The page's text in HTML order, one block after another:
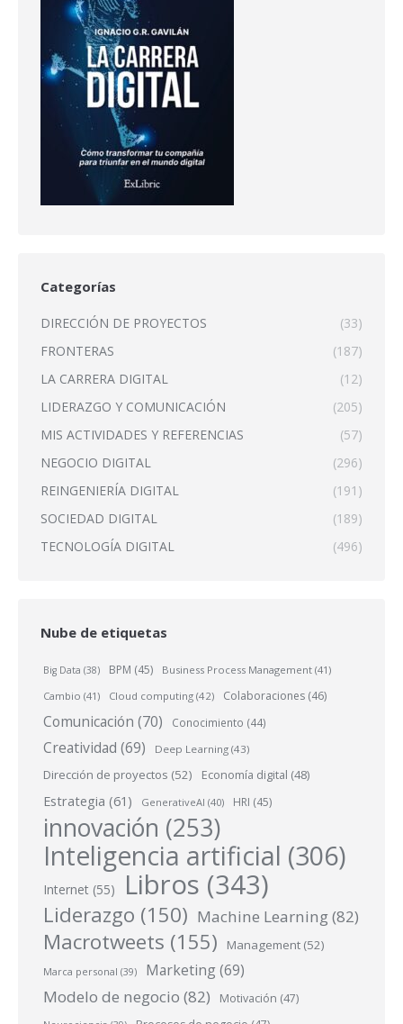
Categorías
DIRECCIÓN DE PROYECTOS
(33)
FRONTERAS
(187)
LA CARRERA DIGITAL
(12)
LIDERAZGO Y COMUNICACIÓN
(205)
MIS ACTIVIDADES Y REFERENCIAS
(57)
NEGOCIO DIGITAL
(296)
REINGENIERÍA DIGITAL
(191)
SOCIEDAD DIGITAL
(189)
TECNOLOGÍA DIGITAL
(496)
Nube de etiquetas
Big Data (38) BPM (45) Business Process Management (41)
Cambio (41) Cloud computing (42) Colaboraciones (46)
Comunicación (70) Conocimiento (44)
Creatividad (69) Deep Learning (43)
Dirección de proyectos (52) Economía digital (48)
Estrategia (61) GenerativeAI (40) HRI (45)
innovación (253)
Inteligencia artificial (306)
Internet (55) Libros (343)
Liderazgo (150) Machine Learning(82)
Macrotweets (155) Management (52)
Marca personal (39) Marketing (69)
Modelo de negocio (82) Motivación (47)